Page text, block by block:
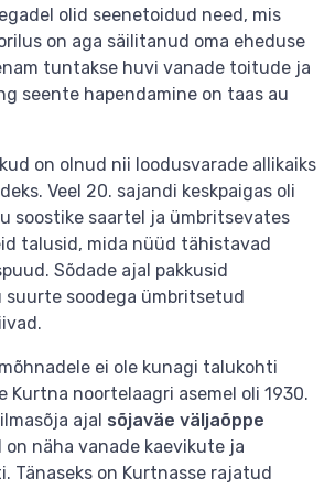
olid seenetoidud need, mis
on aga säilitanud oma eheduse
tuntakse huvi vanade toitude ja
seente hapendamine on taas au
on olnud nii loodusvarade allikaiks
Veel 20. sajandi keskpaigas oli
soostike saartel ja ümbritsevates
talusid, mida nüüd tähistavad
Sõdade ajal pakkusid
suurte soodega ümbritsetud
ei ole kunagi talukohti
Kurtna noortelaagri asemel oli 1930.
ajal sõjaväe väljaõppe
on näha vanade kaevikute ja
Tänaseks on Kurtnasse rajatud